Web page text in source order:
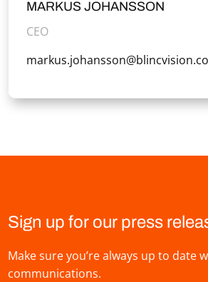
MARKUS JOHANSSON
CEO
Sign up for our press
Make sure you’re always up to date
communications.